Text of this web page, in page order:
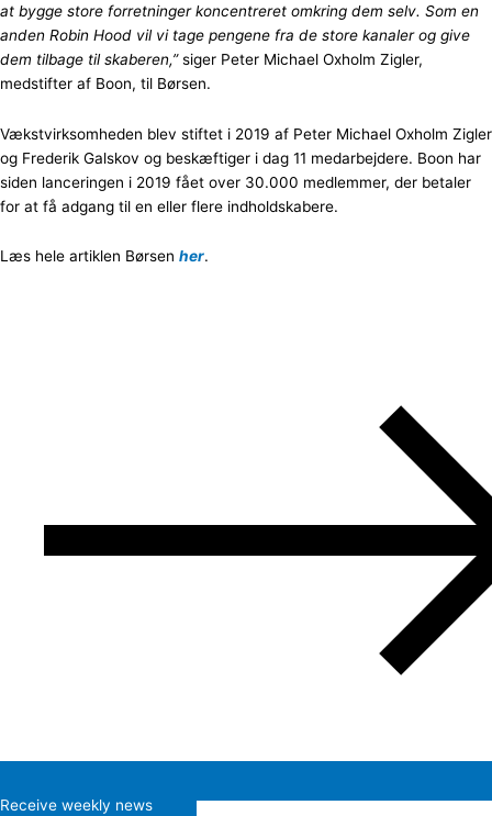
at bygge store forretninger koncentreret omkring dem selv. Som en
anden Robin Hood vil vi tage pengene fra de store kanaler og give
dem tilbage til skaberen,”siger Peter Michael Oxholm Zigler,
medstifter af Boon, til Børsen.
Vækstvirksomheden blev stiftet i 2019 af Peter Michael Oxholm Zigler
og Frederik Galskov og beskæftiger i dag 11 medarbejdere. Boon har
siden lanceringen i 2019 fået over 30.000 medlemmer, der betaler
for at få adgang til en eller flere indholdskabere.
Læs hele artiklen Børsen her.
Receive weekly news